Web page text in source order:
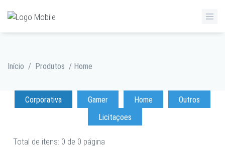
Início / Produtos / Home
Corporativa Gamer Home
Outros
Licitaçoes
Total de itens: 0 de 0 página